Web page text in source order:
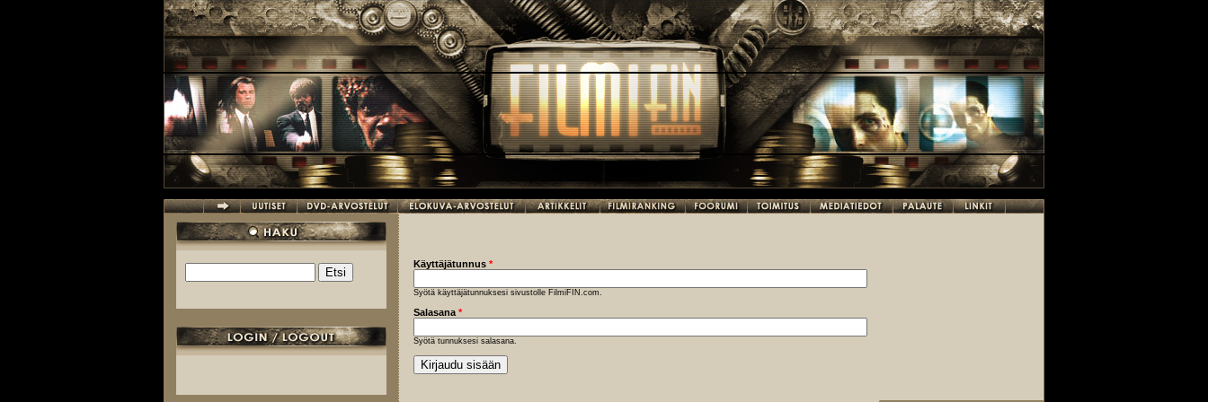
Hakulomake
Käyttäjätunnus *
Syötä käyttäjätunnuksesi sivustolle FilmiFIN.com.
Salasana *
Syötä tunnuksesi salasana.